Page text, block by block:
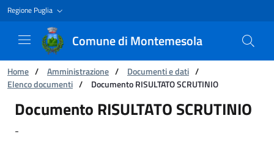
Regione Puglia
Comune di Montemesola
Ti trovi in:
Home / Amministrazione / Documenti e dati /
Elenco documenti / Documento RISULTATO SCRUTINIO
Documento RISULTATO SCRUTINIO
Documento RISULTATO SCRUTINIO
-